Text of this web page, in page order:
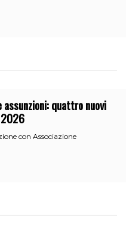
assunzioni: quattro nuovi
con Associazione